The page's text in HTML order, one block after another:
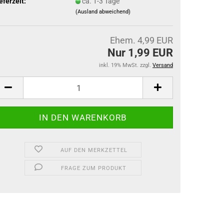
(Ausland abweichend)
Ehem. 4,99 EUR
Nur 1,99 EUR
inkl. 19% MwSt. zzgl. Versand
AUF DEN MERKZETTEL
FRAGE ZUM PRODUKT